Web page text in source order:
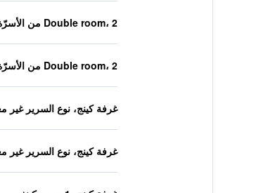
Double room، 2 من الأسرّة المزدوجة
Double room، 2 من الأسرّة المزدوجة
غرفة كينج، نوع السرير غير
غرفة كينج، نوع السرير غير